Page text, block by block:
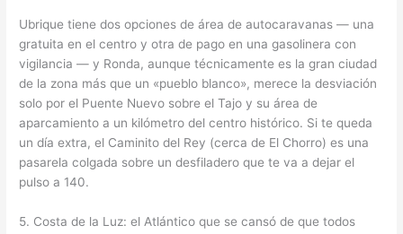
Ubrique tiene dos opciones de área de autocaravanas — una
gratuita en el centro y otra de pago en una gasolinera con
vigilancia — y Ronda, aunque técnicamente es la gran ciudad
de la zona más que un «pueblo blanco», merece la desviación
solo por el Puente Nuevo sobre el Tajo y su área de
aparcamiento a un kilómetro del centro histórico. Si te queda
un día extra, el Caminito del Rey (cerca de El Chorro) es una
pasarela colgada sobre un desfiladero que te va a dejar el
pulso a 140.
5. Costa de la Luz: el Atlántico que se cansó de que todos